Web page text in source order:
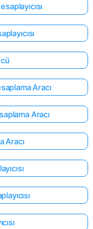
Aracı
Aracı
Aracı